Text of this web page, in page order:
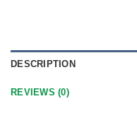
DESCRIPTION
REVIEWS (0)